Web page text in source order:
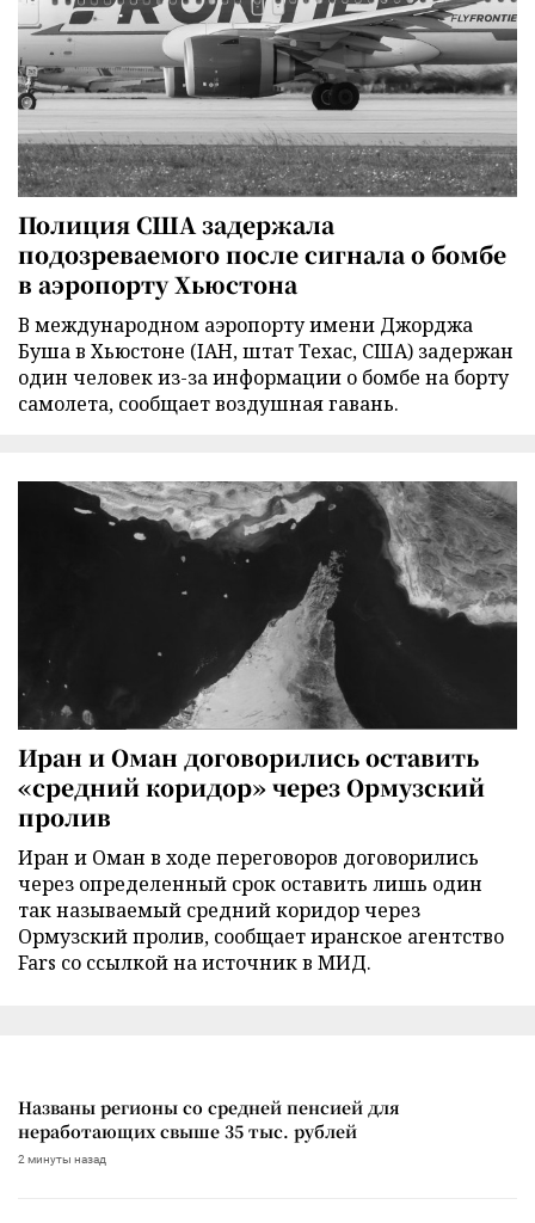
Полиция США задержала
подозреваемого после сигнала о бомбе
в аэропорту Хьюстона
В международном аэропорту имени Джорджа
Буша в Хьюстоне (IAH, штат Техас, США) задержан
один человек из-за информации о бомбе на борту
самолета, сообщает воздушная гавань.
Иран и Оман договорились оставить
«средний коридор» через Ормузский
пролив
Иран и Оман в ходе переговоров договорились
через определенный срок оставить лишь один
так называемый средний коридор через
Ормузский пролив, сообщает иранское агентство
Fars со ссылкой на источник в МИД.
Названы регионы со средней пенсией для
неработающих свыше 35 тыс. рублей
2 минуты назад